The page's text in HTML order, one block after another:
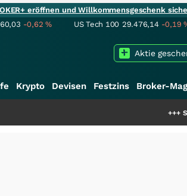
eröffnen und Willkommensgeschenk
-0,62% US Tech 100 29.476,14 -0,19
Aktie
Krypto Devisen Festzins Broker-
Schwere